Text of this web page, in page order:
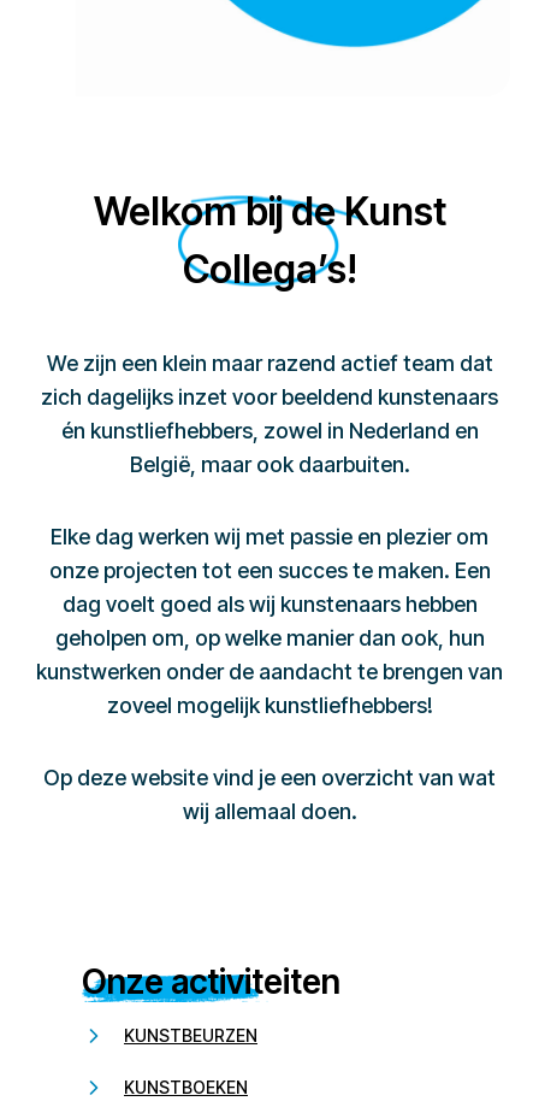
Welkom bij de Kunst
Collega’s!
We zijn een klein maar razend actief team dat
zich dagelijks inzet voor beeldend kunstenaars
én kunstliefhebbers, zowel in Nederland en
België, maar ook daarbuiten.
Elke dag werken wij met passie en plezier om
onze projecten tot een succes te maken. Een
dag voelt goed als wij kunstenaars hebben
geholpen om, op welke manier dan ook, hun
kunstwerken onder de aandacht te brengen van
zoveel mogelijk kunstliefhebbers!
Op deze website vind je een overzicht van wat
wij allemaal doen.
Onze activiteiten
KUNSTBEURZEN
KUNSTBOEKEN